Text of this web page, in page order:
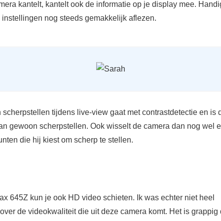
kantelt, kantelt ook de informatie op je display mee.
instellingen nog steeds gemakkelijk aflezen.
scherpstellen tijdens live-view gaat met contrastdetectie en is
gewoon scherpstellen. Ook wisselt de camera dan nog wel
die hij kiest om scherp te stellen.
645Z kun je ook HD video schieten. Ik was echter niet heel
de videokwaliteit die uit deze camera komt. Het is grappig